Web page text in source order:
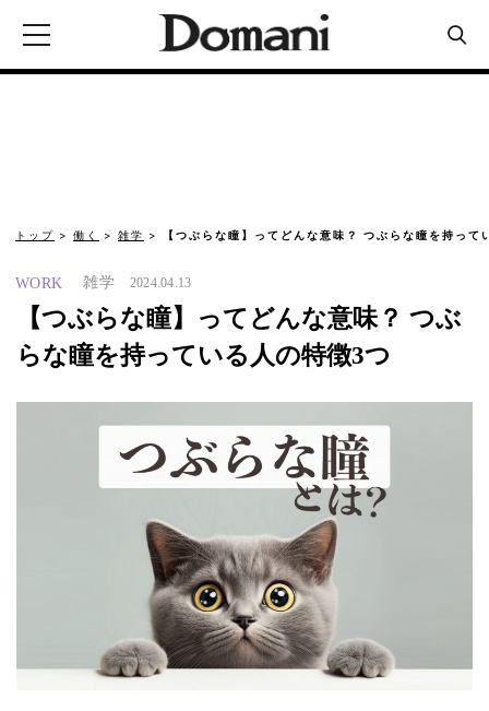
トップ 働く 雑学 【つぶらな瞳】ってどんな意味？ つぶらな瞳を持って
WORK 雑学 2024.04.13
【つぶらな瞳】ってどんな意味？ つぶ
らな瞳を持っている人の特徴3つ